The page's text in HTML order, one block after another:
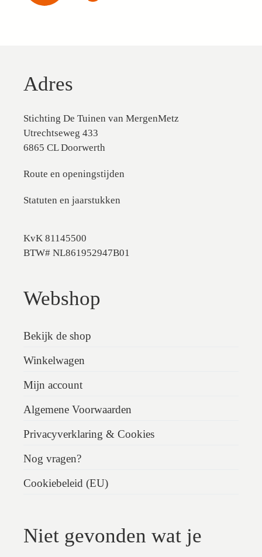
Adres
Stichting De Tuinen van MergenMetz
Utrechtseweg 433
6865 CL Doorwerth
Route en openingstijden
Statuten en jaarstukken
KvK 81145500
BTW# NL861952947B01
Webshop
Bekijk de shop
Winkelwagen
Mijn account
Algemene Voorwaarden
Privacyverklaring & Cookies
Nog vragen?
Cookiebeleid (EU)
Niet gevonden wat je